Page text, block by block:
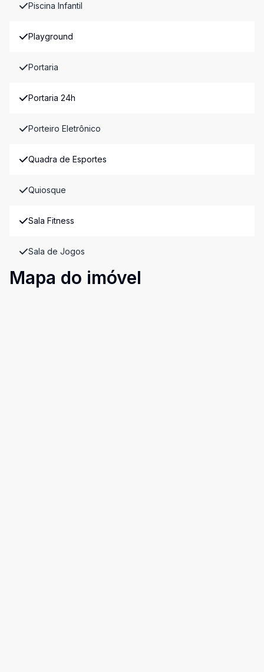
Piscina Infantil
Playground
Portaria
Portaria 24h
Porteiro Eletrônico
Quadra de Esportes
Quiosque
Sala Fitness
Sala de Jogos
Mapa do imóvel